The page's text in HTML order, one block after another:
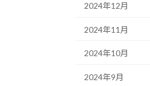
2024年12月
2024年11月
2024年10月
2024年9月